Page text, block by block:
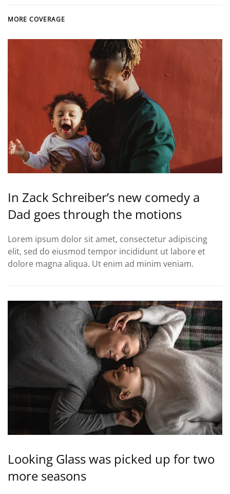
MORE COVERAGE
In Zack Schreiber’s new comedy a
Dad goes through the motions
Lorem ipsum dolor sit amet, consectetur adipiscing
elit, sed do eiusmod tempor incididunt ut labore et
dolore magna aliqua. Ut enim ad minim veniam.
Looking Glass was picked up for two
more seasons